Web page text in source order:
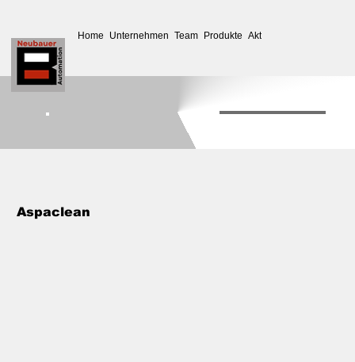
Home Unternehmen Team Produkte Aktuelles
Aspaclean